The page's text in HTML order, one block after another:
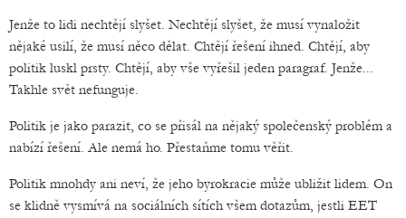
Jenže to lidi nechtějí slyšet. Nechtějí slyšet, že musí vynaložit
nějaké usilí, že musí něco dělat. Chtějí řešení ihned. Chtějí, aby
politik luskl prsty. Chtějí, aby vše vyřešil jeden paragraf. Jenže...
Takhle svět nefunguje.
Politik je jako parazit, co se přisál na nějaký společenský problém a
nabízí řešení. Ale nemá ho. Přestaňme tomu věřit.
Politik mnohdy ani neví, že jeho byrokracie může ubližit lidem. On
se klidně vysmívá na sociálních sítích všem dotazům, jestli EET